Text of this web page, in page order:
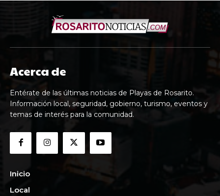
Acerca de
Entérate de las últimas noticias de Playas de Rosarito.
Información local, seguridad, gobierno, turismo, eventos y
temas de interés para la comunidad.
Inicio
Local